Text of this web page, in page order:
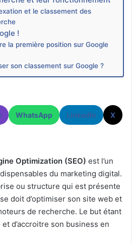
et le classement des
!
la première position sur Google
son classement sur Google ?
WhatsApp LinkedIn X
Optimization (SEO) est l’un
du marketing digital.
ou structure qui est présente
doit d’optimiser son site web et
de recherche. Le but étant
d’accroitre son business en